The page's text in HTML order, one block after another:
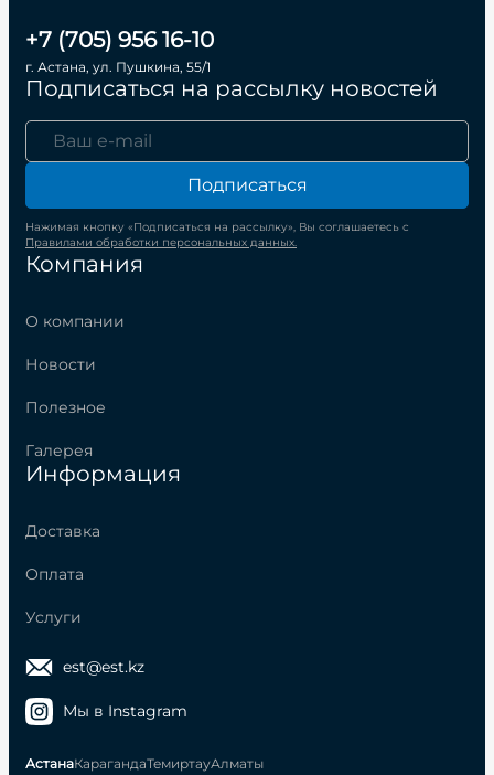
Компания
О компании
Новости
Полезное
Галерея
Информация
Доставка
Оплата
Услуги
+7 (705) 956 16-10
г. Астана, ул. Пушкина, 55/1
Подписаться на рассылку новостей
Подписаться
Нажимая кнопку «Подписаться на рассылку», Вы соглашаетесь с
Правилами обработки персональных данных.
est@est.kz
Мы в Instagram
АстанаКарагандаТемиртауАлматы